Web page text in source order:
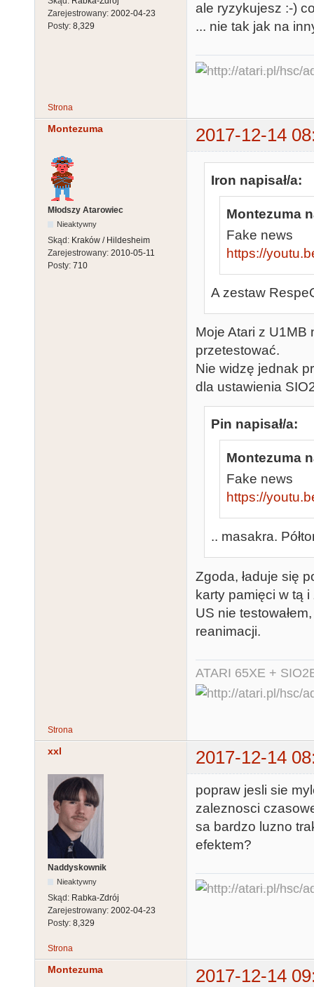
Zarejestrowany: 2002-04-23
Posty: 8,329
ale ryzykujesz :-)
... nie tak jak na
Strona
Montezuma 2017-12-14
Młodszy Atarowiec
Nieaktywny
Skąd: Kraków / Hildesheim
Zarejestrowany: 2010-05-11
Posty: 710
Iron napisał/a:
Montezuma
Fake news
https://
A zestaw
Moje Atari z U1MB
przetestować.
Nie widzę jednak
dla ustawienia
Pin napisał/a:
Montezuma
Fake news
https://
.. masakra.
Zgoda, ładuje się
karty pamięci w tą
US nie
reanimacji.
ATARI 65XE +
Strona
xxl 2017-12-14
Naddyskownik
Nieaktywny
Skąd: Rabka-Zdrój
Zarejestrowany: 2002-04-23
Posty: 8,329
popraw jesli sie
zaleznosci
sa bardzo luzno
efektem?
Strona
Montezuma 2017-12-14